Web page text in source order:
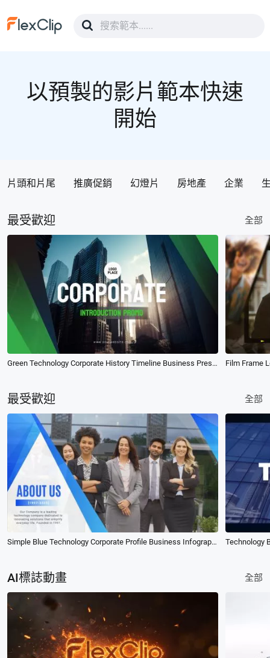
以預製的影片範本快速
開始
片頭和片尾 推廣促銷 幻燈片 房地產 企業
最受歡迎 全部
Green Technology Corporate History Timeline Business Presentation Slideshow
最受歡迎 全部
Simple Blue Technology Corporate Profile Business Infographic Slideshow Technology
AI標誌動畫 全部